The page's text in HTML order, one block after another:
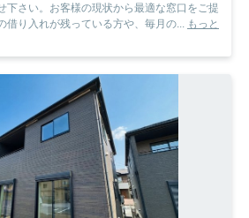
下さい。お客様の現状から最適な窓口をご提
借り入れが残っている方や、毎月の... もっと